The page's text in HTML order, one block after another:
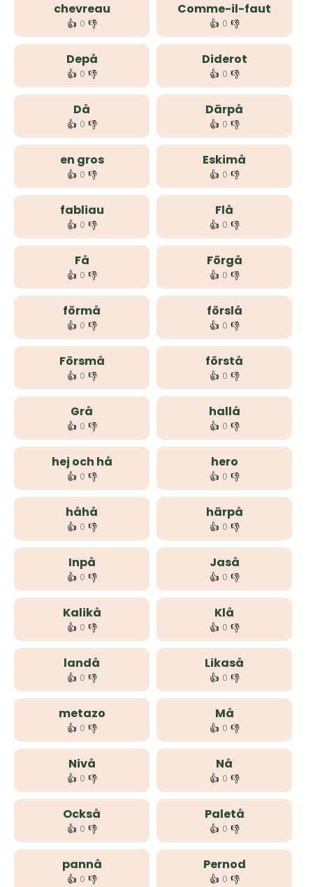
chevreau
👍 0 👎
Comme-il-faut
👍 0 👎
Depå
👍 0 👎
Diderot
👍 0 👎
Då
👍 0 👎
Därpå
👍 0 👎
en gros
👍 0 👎
Eskimå
👍 0 👎
fabliau
👍 0 👎
Flå
👍 0 👎
Få
👍 0 👎
Förgå
👍 0 👎
förmå
👍 0 👎
förslå
👍 0 👎
Försmå
👍 0 👎
förstå
👍 0 👎
Grå
👍 0 👎
hallå
👍 0 👎
hej och hå
👍 0 👎
hero
👍 0 👎
håhå
👍 0 👎
härpå
👍 0 👎
Inpå
👍 0 👎
Jaså
👍 0 👎
Kalikå
👍 0 👎
Klå
👍 0 👎
landå
👍 0 👎
Likaså
👍 0 👎
metazo
👍 0 👎
Må
👍 0 👎
Nivå
👍 0 👎
Nå
👍 0 👎
Också
👍 0 👎
Paletå
👍 0 👎
pannå
👍 0 👎
Pernod
👍 0 👎